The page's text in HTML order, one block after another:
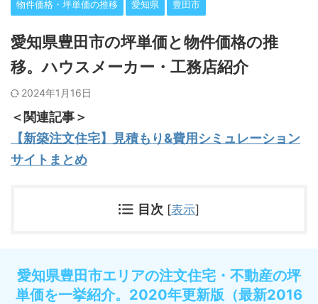
物件価格・坪単価の推移 愛知県 豊田市
愛知県豊田市の坪単価と物件価格の推
移。ハウスメーカー・工務店紹介
2024年1月16日
＜関連記事＞
【新築注文住宅】見積もり&費用シミュレーション
サイトまとめ
目次 [表示]
愛知県豊田市エリアの注文住宅・不動産の坪
単価を一挙紹介。2020年更新版（最新2016